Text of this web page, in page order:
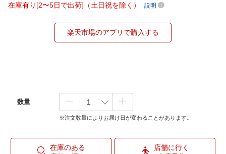
在庫有り[2〜5日で出荷]（土日祝を除く） 説明
楽天市場のアプリで購入する
数量
※注文数量によりお届け日が変わることがあります。
在庫のある
店舗に行く